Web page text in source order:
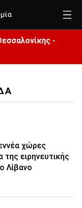
-
χώρες
ειρηνευτικής
Λίβανο